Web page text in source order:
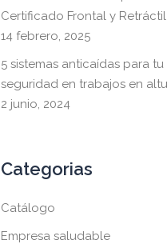
Certificado Frontal y Retráctil
14 febrero, 2025
5 sistemas anticaídas para tu
seguridad en trabajos en
2 junio, 2024
Categorias
Catálogo
Empresa saludable